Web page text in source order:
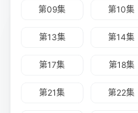
第09集 第10集
第13集 第14集
第17集 第18集
第21集 第22集